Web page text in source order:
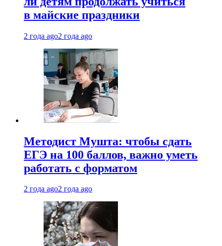
в майские праздники
2 года ago2 года ago
Методист Мушта: чтобы сдать
ЕГЭ на 100 баллов, важно уметь
работать с форматом
2 года ago2 года ago